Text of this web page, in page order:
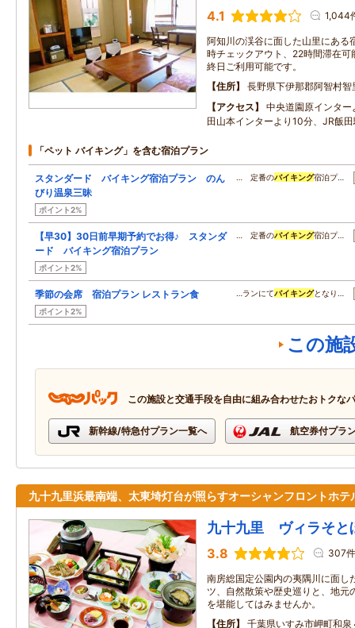
4.1 1,044
阿知川の渓谷に面した山里にある
時チェックアウト、22時間滞在
終日ご利用可能です。
住所
長野県下伊那郡阿智村
アクセス
中央道園原インタ
田山本インターより10分、JR飯
「ペット バイキング」を含む宿泊プラン
スタンダード バイキング宿泊プラン のん
びり温泉三昧
ポイント2%
… 定番のバイキング宿泊プ…
【早30】30日前早期予約でお得♪ スタンダ
ード バイキング宿泊プラン
ポイント2%
… 定番のバイキング宿泊プ…
季節の会席 宿泊プラン レストラン食
ポイント2%
…ランにてバイキングとなり…
この施
この施設と交通手段を自由に組み合わせたおトクな
新幹線/特急付プラン一覧へ 航空券付プラ
九十九里浜最南端、太東埼灯台が照らすオーシャンフロントホテ
九十九里 ヴィラそと
3.8 307件
南房総国定公園内の夷隅川に面し
ツ、自然散策や歴史巡りと、地元
を堪能してはみませんか。
住所
千葉県いすみ市岬町和泉